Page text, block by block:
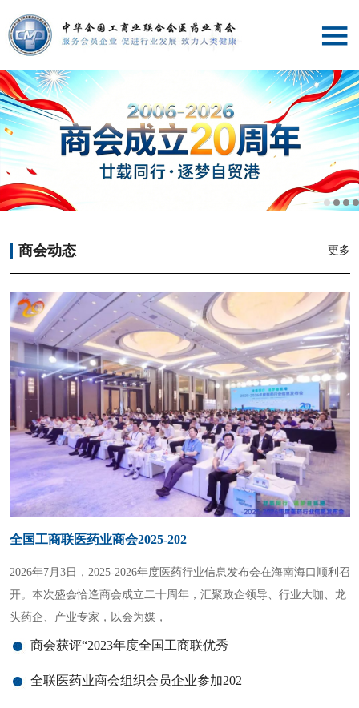
商会介绍
党建工作
商会动态
专家委员会
品牌活动
商业合作
商会动态 更多
全国工商联医药业商会2025-202
2026年7月3日，2025-2026年度医药行业信息发布会在海南海口顺利召
开。本次盛会恰逢商会成立二十周年，汇聚政企领导、行业大咖、龙
头药企、产业专家，以会为媒，
商会获评“2023年度全国工商联优秀
全联医药业商会组织会员企业参加202